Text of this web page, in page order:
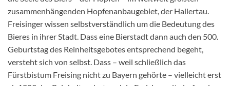
zusammenhängenden Hopfenanbaugebiet, der Hallertau.
Freisinger wissen selbstverständlich um die Bedeutung des
Bieres in ihrer Stadt. Dass eine Bierstadt dann auch den 500.
Geburtstag des Reinheitsgebotes entsprechend begeht,
versteht sich von selbst. Dass – weil schließlich das
Fürstbistum Freising nicht zu Bayern gehörte – vielleicht erst